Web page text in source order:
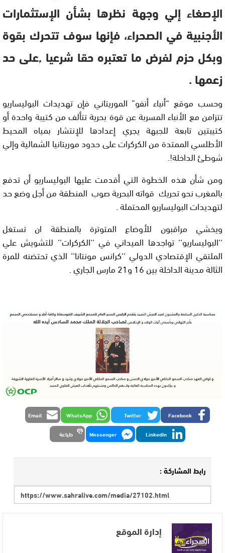
الإصغاء إلي وجهة نظرها بشأن الإستثمارات
الأجنبية في الصحراء، فإنها سوف تتحرك بقوة
وبكل حزم لفرض ما تعتبره حقا شرعيا ,على حد
زعمها .
وحسب موقع “أنباء أنفو” الموريتاني فإن تهديدات البوليساريو
تتزامن مع الأنباء المسربة عن قوة بحرية تتألف من كتيبة واحدة أو
كتيبتين تابعة للجبهة يجري إعدادها للإنتشار بمياه المحيط
الأطلسي الممتدة من الكركرات على حدود موريتانيا الشمالية وإلي
شوطئ الداخلة!.
ومن شأن هذه الخطوة التي أقدمت عليها البوليساريو أن تدفع
بالمغرب نحو تحريك قواته البحرية صوب المنطقة من أجل وضع حد
لتهديدات البوليساريو المحتملة .
ويخشي مراقبون للأوضاع المتوترة بالمنطقة ان تستغل
‘‘البوليساريو‘‘ تواجدها الميداني في ‘‘الكركرات‘‘ للتشويش علي
الملتقي الإقتصادي الدولي ‘‘كرانس مونتانا‘‘ الذي تحتضنه للمرة
الثالة مدينة الداخلة بين 16 و21 مارس الجاري .
Facebook
Twitter
WhatsApp
Email
LinkedIn
Messenger طباعة
رابط المشاركة :
إدارة الموقع